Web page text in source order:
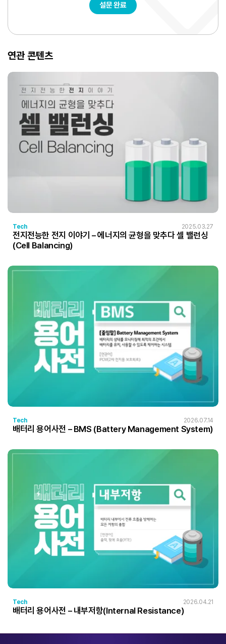
설문 완료
연관 콘텐츠
Tech 2025.03.27
전지전능한 전지 이야기 – 에너지의 균형을 맞추다 셀 밸런싱
(Cell Balancing)
Tech 2026.07.14
배터리 용어사전 – BMS (Battery Management System)
Tech 2026.04.21
배터리 용어사전 – 내부저항(Internal Resistance)